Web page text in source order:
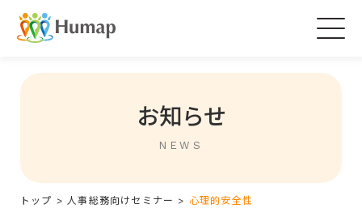
お知らせ
NEWS
トップ >人事総務向けセミナー > 心理的安全性